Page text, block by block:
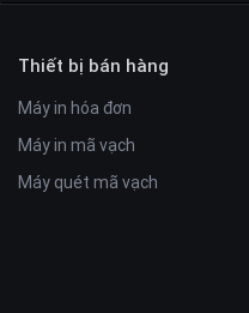
Thiết bị bán hàng
Máy in hóa đơn
Máy in mã vạch
Máy quét mã vạch